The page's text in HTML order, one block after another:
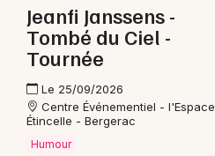
à Ribérac
Jeanfi Janssens -
Tombé du Ciel -
Tournée
Le 25/09/2026
Centre Événementiel - l'Espace
Étincelle - Bergerac
Humour